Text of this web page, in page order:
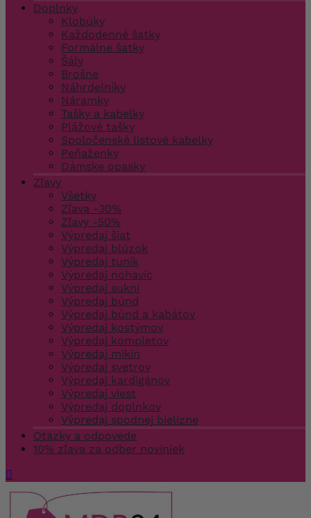
Doplnky
Klobúky
Každodenné šatky
Formálne šatky
Šály
Brošne
Náhrdelníky
Náramky
Tašky a kabelky
Plážové tašky
Spoločenské listové kabelky
Peňaženky
Dámske opasky
Zľavy
Všetky
Zľava -30%
Zľavy -50%
Výpredaj šiat
Výpredaj blúzok
Výpredaj tuník
Výpredaj nohavíc
Výpredaj sukní
Výpredaj búnd
Výpredaj búnd a kabátov
Výpredaj kostýmov
Výpredaj kompletov
Výpredaj mikín
Výpredaj svetrov
Výpredaj kardigánov
Výpredaj viest
Výpredaj doplnkov
Výpredaj spodnej bielizne
Otázky a odpovede
10% zľava za odber noviniek
